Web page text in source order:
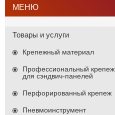
Товары и услуги
Крепежный материал
Профессиональный крепеж
для сэндвич-панелей
Перфорированный крепеж
Пневмоинструмент